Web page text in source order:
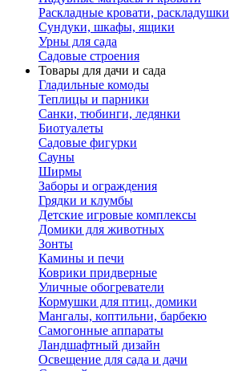
Раскладные кровати, раскладушки
Сундуки, шкафы, ящики
Урны для сада
Садовые строения
Товары для дачи и сада
Гладильные комоды
Теплицы и парники
Санки, тюбинги, ледянки
Биотуалеты
Садовые фигурки
Сауны
Ширмы
Заборы и ограждения
Грядки и клумбы
Детские игровые комплексы
Домики для животных
Зонты
Камины и печи
Коврики придверные
Уличные обогреватели
Кормушки для птиц, домики
Мангалы, коптильни, барбекю
Самогонные аппараты
Ландшафтный дизайн
Освещение для сада и дачи